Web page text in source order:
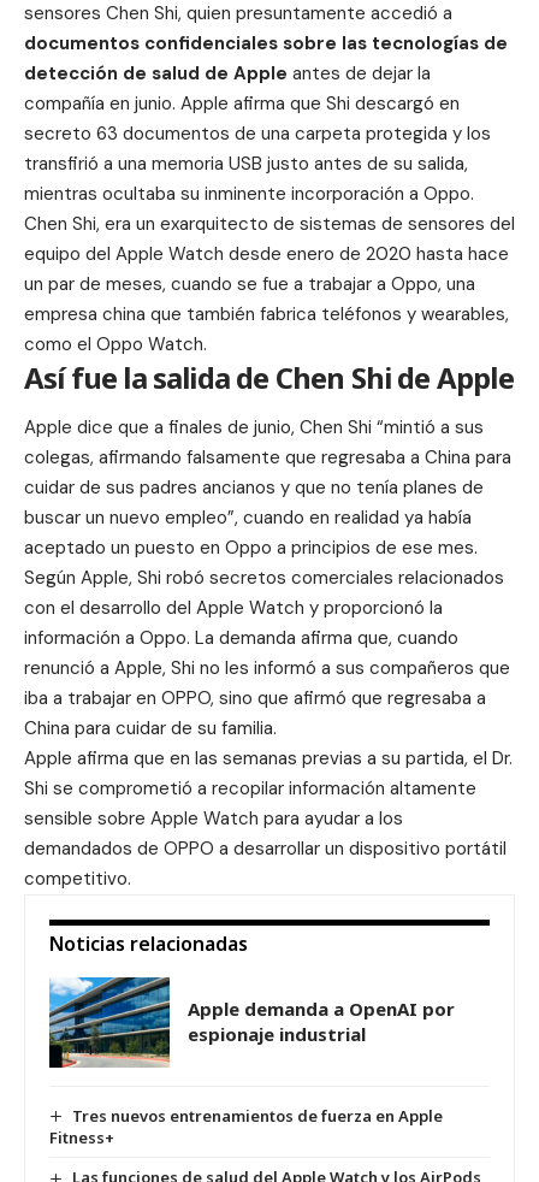
sensores Chen Shi, quien presuntamente accedió a
documentos confidenciales sobre las tecnologías de
detección de salud de Apple antes de dejar la
compañía en junio. Apple afirma que Shi descargó en
secreto 63 documentos de una carpeta protegida y los
transfirió a una memoria USB justo antes de su salida,
mientras ocultaba su inminente incorporación a Oppo.
Chen Shi, era un exarquitecto de sistemas de sensores del
equipo del Apple Watch desde enero de 2020 hasta hace
un par de meses, cuando se fue a trabajar a Oppo, una
empresa china que también fabrica teléfonos y wearables,
como el Oppo Watch.
Así fue la salida de Chen Shi de Apple
Apple dice que a finales de junio, Chen Shi “mintió a sus
colegas, afirmando falsamente que regresaba a China para
cuidar de sus padres ancianos y que no tenía planes de
buscar un nuevo empleo”, cuando en realidad ya había
aceptado un puesto en Oppo a principios de ese mes.
Según Apple, Shi robó secretos comerciales relacionados
con el desarrollo del Apple Watch y proporcionó la
información a Oppo. La demanda afirma que, cuando
renunció a Apple, Shi no les informó a sus compañeros que
iba a trabajar en OPPO, sino que afirmó que regresaba a
China para cuidar de su familia.
Apple afirma que en las semanas previas a su partida, el Dr.
Shi se comprometió a recopilar información altamente
sensible sobre Apple Watch para ayudar a los
demandados de OPPO a desarrollar un dispositivo portátil
competitivo.
Noticias relacionadas
Apple demanda a OpenAI por
espionaje industrial
Tres nuevos entrenamientos de fuerza en Apple
Fitness+